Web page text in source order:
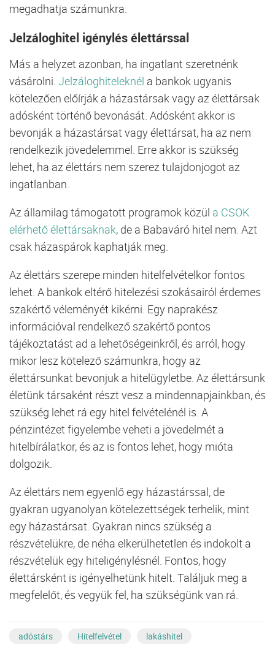
megadhatja számunkra.
Jelzáloghitel igénylés élettárssal
Más a helyzet azonban, ha ingatlant szeretnénk
vásárolni. Jelzáloghiteleknél a bankok ugyanis
kötelezően előírják a házastársak vagy az élettársak
adósként történő bevonását. Adósként akkor is
bevonják a házastársat vagy élettársat, ha az nem
rendelkezik jövedelemmel. Erre akkor is szükség
lehet, ha az élettárs nem szerez tulajdonjogot az
ingatlanban.
Az államilag támogatott programok közül a CSOK
elérhető élettársaknak, de a Babaváró hitel nem. Azt
csak házaspárok kaphatják meg.
Az élettárs szerepe minden hitelfelvételkor fontos
lehet. A bankok eltérő hitelezési szokásairól érdemes
szakértő véleményét kikérni. Egy naprakész
információval rendelkező szakértő pontos
tájékoztatást ad a lehetőségeinkről, és arról, hogy
mikor lesz kötelező számunkra, hogy az
élettársunkat bevonjuk a hitelügyletbe. Az élettársunk
életünk társaként részt vesz a mindennapjainkban, és
szükség lehet rá egy hitel felvételénél is. A
pénzintézet figyelembe veheti a jövedelmét a
hitelbírálatkor, és az is fontos lehet, hogy mióta
dolgozik.
Az élettárs nem egyenlő egy házastárssal, de
gyakran ugyanolyan kötelezettségek terhelik, mint
egy házastársat. Gyakran nincs szükség a
részvételükre, de néha elkerülhetetlen és indokolt a
részvételük egy hiteligénylésnél. Fontos, hogy
élettársként is igényelhetünk hitelt. Találjuk meg a
megfelelőt, és vegyük fel, ha szükségünk van rá.
adóstárs Hitelfelvétel lakáshitel